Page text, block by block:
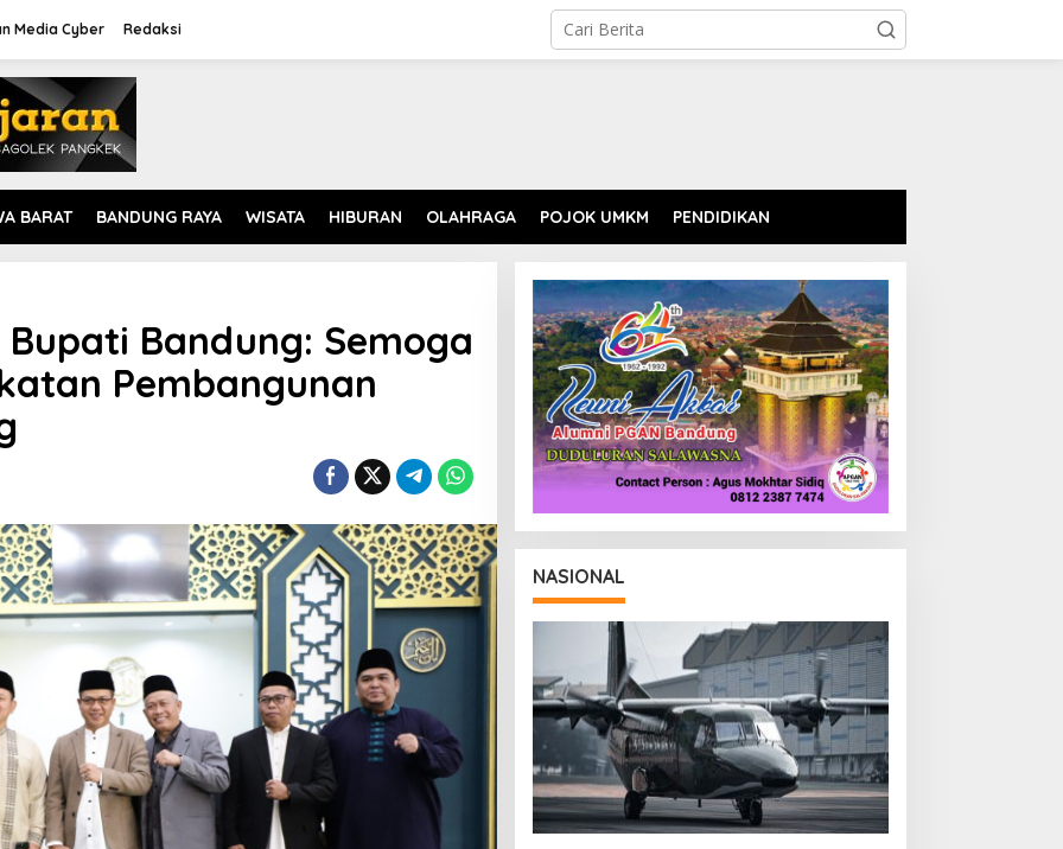
Media Cyber Redaksi
BARAT BANDUNG RAYA WISATA HIBURAN OLAHRAGA POJOK UMKM PENDIDIKAN
Bandung: Semoga
Pembangunan
NASIONAL